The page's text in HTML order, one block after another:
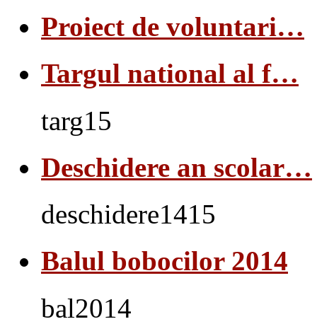
Proiect de voluntari…
Targul national al f…
targ15
Deschidere an scolar…
deschidere1415
Balul bobocilor 2014
bal2014